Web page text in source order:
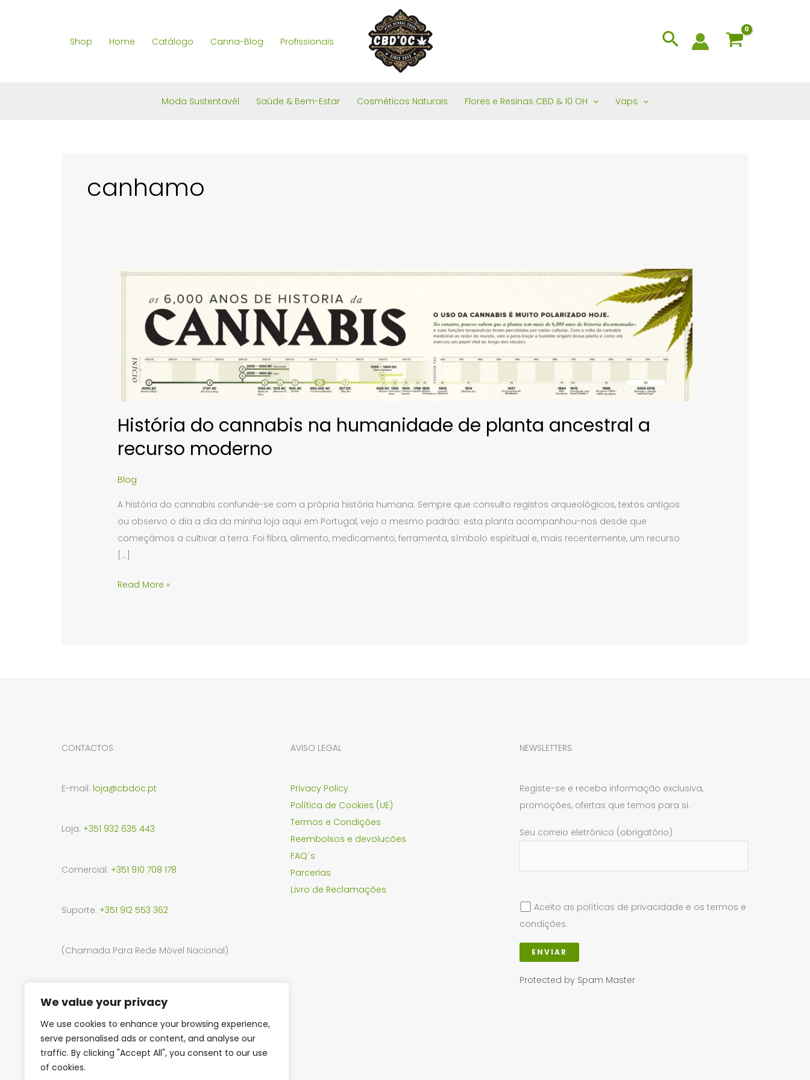
We value your privacy
We use cookies to enhance your browsing experience,
serve personalised ads or content, and analyse our
traffic. By clicking "Accept All", you consent to our use
of cookies.
Shop Home Catálogo Canna-Blog Profissionais Search
Moda Sustentavél Saúde & Bem-Estar Cosméticos Naturais Flores e Resinas CBD & 10 OH Vaps
canhamo
História do cannabis na humanidade de planta ancestral a
recurso moderno
Blog
A história do cannabis confunde-se com a própria história humana. Sempre que consulto registos arqueológicos, textos antigos
ou observo o dia a dia da minha loja aqui em Portugal, vejo o mesmo padrão: esta planta acompanhou-nos desde que
começámos a cultivar a terra. Foi fibra, alimento, medicamento, ferramenta, símbolo espiritual e, mais recentemente, um recurso
[…]
História
Read More »
CONTACTOS
E-mail: loja@cbdoc.pt
Loja: +351 932 635 443
Comercial: +351 910 708 178
Suporte: +351 912 553 362
(Chamada Para Rede Móvel Nacional)
15, Shoping Park, Entroncamento
AVISO LEGAL
Privacy Policy
Política de Cookies (UE)
Termos e Condições
Reembolsos e devolucões
FAQ´s
Parcerias
Livro de Reclamações
NEWSLETTERS
Registe-se e receba informação exclusiva,
promoções, ofertas que temos para si.
Seu correio eletrónico (obrigatório)
Aceito as políticas de privacidade e os termos e
condições.
Protected by Spam Master